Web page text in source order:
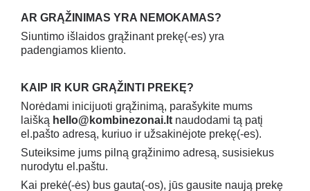
AR GRĄŽINIMAS YRA NEMOKAMAS?
Siuntimo išlaidos grąžinant prekę(-es) yra
padengiamos kliento.
KAIP IR KUR GRĄŽINTI PREKĘ?
Norėdami inicijuoti grąžinimą, parašykite mums
laišką hello@kombinezonai.lt naudodami tą patį
el.pašto adresą, kuriuo ir užsakinėjote prekę(-es).
Suteiksime jums pilną grąžinimo adresą, susisiekus
nurodytu el.paštu.
Kai prekė(-ės) bus gauta(-os), jūs gausite naują prekę